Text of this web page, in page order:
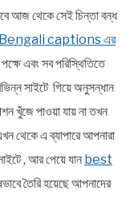
আজ থেকে সেই চিন্তা বন্ধ
Bengali captions এর
এবং সব পরিস্থিতিতে
সাইটে গিয়ে অনুসন্ধান
খুঁজে পাওয়া যায় না তখন
থেকে এ ব্যাপারে আপনারা
, আর পেয়ে যান best
তৈরি হয়েছে আপনাদের